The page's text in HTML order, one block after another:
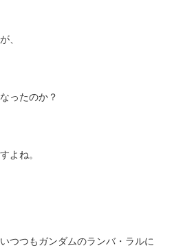
、
ったのか？
よね。
つつもガンダムのランバ・ラルに